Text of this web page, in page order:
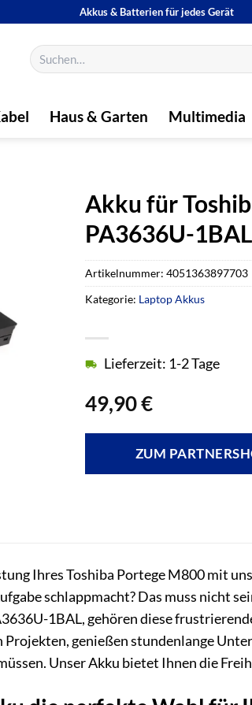
Akkus & Batterien für jedes Gerät
Suchen
nach:
Haus & Garten Multimedia
Akku für
PA3636U-
49,90€
Lieferzeit: 1-2 Tage
ZUM
Artikelnummer:4051363897703
Kategorie: Laptop Akkus
Ihres Toshiba Portege M800 mit
schlappmacht? Das muss nicht
1BAL, gehören diese
genießen stundenlange
Unser Akku bietet Ihnen die